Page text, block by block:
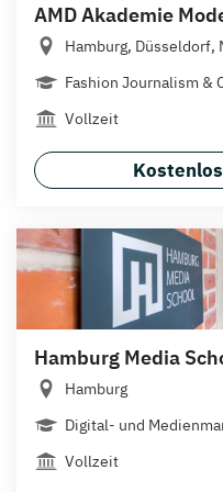
AMD Akademie
Hamburg, Düsseldorf,
Fashion Journalism &
Vollzeit
Hamburg Media
Hamburg
Digital- und
Vollzeit